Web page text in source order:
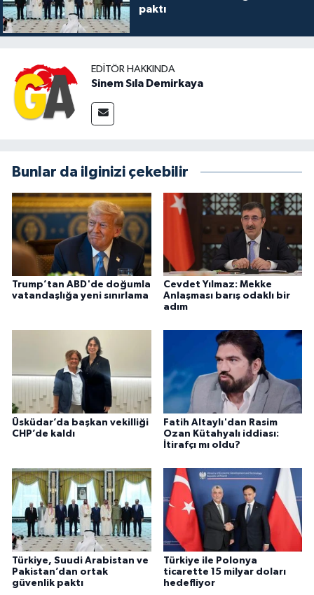
paktı
EDITÖR HAKKINDA
Sinem Sıla Demirkaya
Bunlar da ilginizi çekebilir
Trump’tan ABD'de doğumla
vatandaşlığa yeni sınırlama
Cevdet Yılmaz: Mekke
Anlaşması barış odaklı bir
adım
Üsküdar’da başkan vekilliği
CHP’de kaldı
Fatih Altaylı'dan Rasim
Ozan Kütahyalı iddiası:
İtirafçı mı oldu?
Türkiye, Suudi Arabistan ve
Pakistan’dan ortak
güvenlik paktı
Türkiye ile Polonya
ticarette 15 milyar doları
hedefliyor